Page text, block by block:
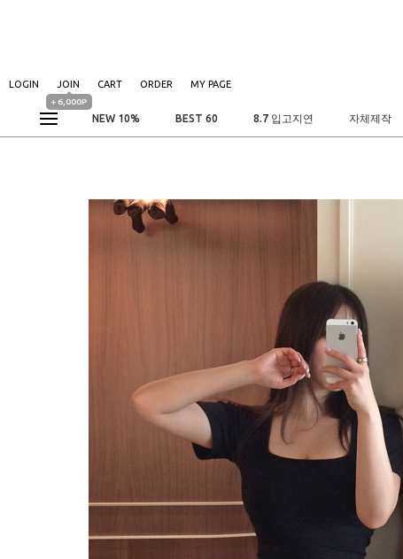
LOGIN JOIN
+ 6,000P
CART ORDER MY PAGE
NEW 10% BEST 60 8.7 입고지연 자체제작